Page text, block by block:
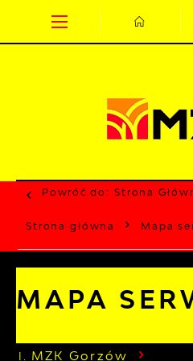
Przejdź do menu.
Przejdź do wyszukiwarki.
Przejdź do treści.
Przejdź do ustawień
Wyłącz wersję kontrastową
Powróć do: Strona
Strona główna Mapa
MAPA
MZK Gorzów